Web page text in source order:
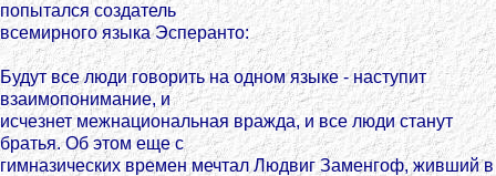
попытался создатель
всемирного языка Эсперанто:
Будут все люди говорить на одном языке - наступит
взаимопонимание, и
исчезнет межнациональная вражда, и все люди станут
братья. Об этом еще с
гимназических времен мечтал Людвиг Заменгоф, живший в